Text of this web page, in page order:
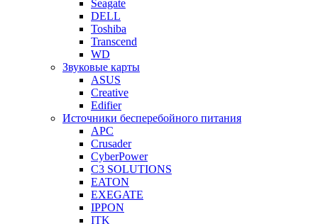
Seagate
DELL
Toshiba
Transcend
WD
Звуковые карты
ASUS
Creative
Edifier
Источники бесперебойного питания
APC
Crusader
CyberPower
C3 SOLUTIONS
EATON
EXEGATE
IPPON
ITK